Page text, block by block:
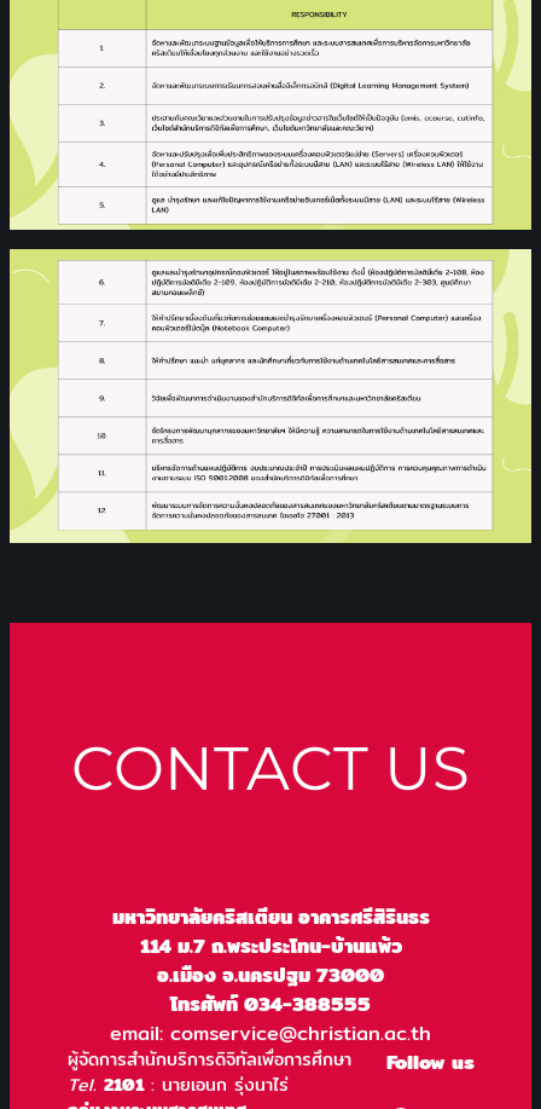
CONTACT US
มหาวิทยาลัยคริสเตียน อาคารศรีสิรินธร
114 ม.7 ถ.พระประโทน-บ้านแพ้ว
อ.เมือง จ.นครปฐม 73000
โทรศัพท์ 034-388555
email: comservice@christian.ac.th
ผู้จัดการสำนักบริการดิจิทัลเพื่อการศึกษา
Tel. 2101: นายเอนก รุ่งนาไร่
Follow us